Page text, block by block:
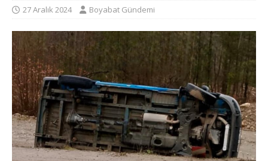
27 Aralık 2024 Boyabat Gündemi